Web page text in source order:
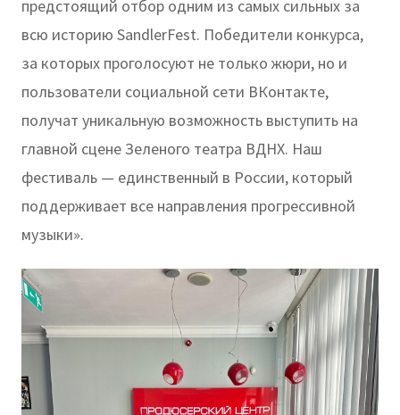
предстоящий отбор одним из самых сильных за
всю историю SandlerFest. Победители конкурса,
за которых проголосуют не только жюри, но и
пользователи социальной сети ВКонтакте,
получат уникальную возможность выступить на
главной сцене Зеленого театра ВДНХ. Наш
фестиваль — единственный в России, который
поддерживает все направления прогрессивной
музыки».